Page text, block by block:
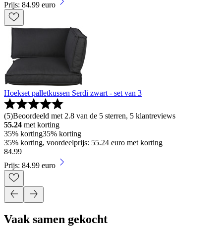
Prijs: 84.99 euro
Hoekset palletkussen Serdi zwart - set van 3
(5)Beoordeeld met 2.8 van de 5 sterren, 5 klantreviews
55.24 met korting
35% korting35% korting
35% korting, voordeelprijs: 55.24 euro met korting
84.99
Prijs: 84.99 euro
Vaak samen gekocht